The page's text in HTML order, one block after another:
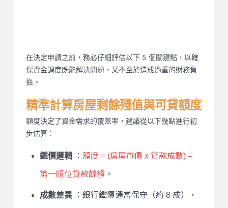
在決定申請之前，務必仔細評估以下 5 個關鍵點，以確
保資金調度既能解決問題，又不至於造成過重的財務負
擔。
精準計算房屋剩餘殘值與可貸額度
額度決定了資金需求的覆蓋率，建議從以下幾點進行初
步估算：
鑑價邏輯： 額度 = (房屋市價 x 貸款成數) –
第一順位貸款餘額 。
成數差異：銀行鑑價通常保守（約 8 成），